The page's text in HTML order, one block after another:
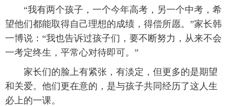
“我有两个孩子，一个今年高考，另一个中考，希
望他们都能取得自己理想的成绩，得偿所愿。”家长韩
一博说：“我也告诉过孩子们，要不断努力，从来不会
一考定终生，平常心对待即可。”
家长们的脸上有紧张，有淡定，但更多的是期望
和关爱。他们更在意的，是与孩子共同经历了这人生
必上的一课。